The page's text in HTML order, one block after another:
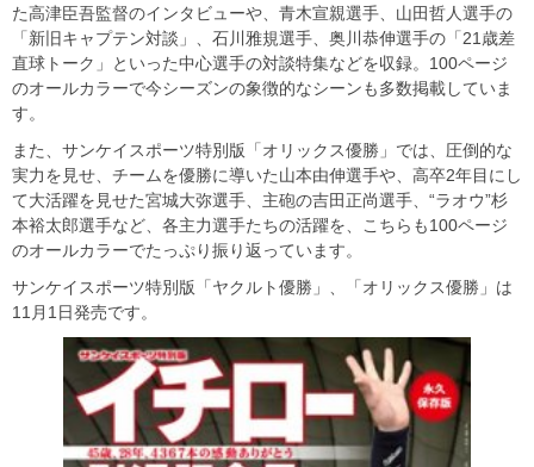
た高津臣吾監督のインタビューや、青木宣親選手、山田哲人選手の
「新旧キャプテン対談」、石川雅規選手、奥川恭伸選手の「21歳差
直球トーク」といった中心選手の対談特集などを収録。100ページ
のオールカラーで今シーズンの象徴的なシーンも多数掲載していま
す。
また、サンケイスポーツ特別版「オリックス優勝」では、圧倒的な
実力を見せ、チームを優勝に導いた山本由伸選手や、高卒2年目にし
て大活躍を見せた宮城大弥選手、主砲の吉田正尚選手、“ラオウ”杉
本裕太郎選手など、各主力選手たちの活躍を、こちらも100ページ
のオールカラーでたっぷり振り返っています。
サンケイスポーツ特別版「ヤクルト優勝」、「オリックス優勝」は
11月1日発売です。